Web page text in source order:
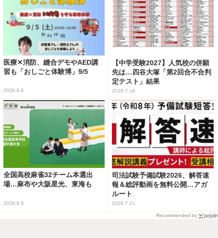
医療✕消防、縫合デモやAED講
習も「おしごと体験博」9/5
2026.8.6
【中学受験2027】人気校の併願
先は…四谷大塚「第2回合不合判
定テスト」結果
2026.7.16
全国高校麻雀32チーム本選出
場…麻布や大阪星光、東海も
2026.8.5
司法試験予備試験2026、解答速
報＆総評動画を無料公開…アガ
ルート
2026.7.21
Recommended by